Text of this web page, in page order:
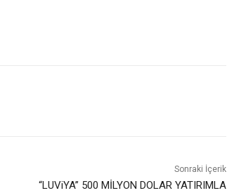
Sonraki İçerik
“LUViYA” 500 MİLYON DOLAR YATIRIMLA